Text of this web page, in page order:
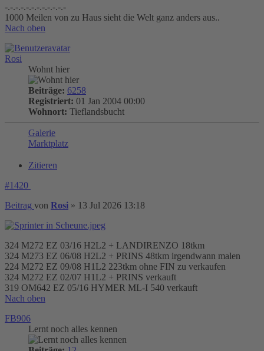
-.-.-.-.-.-.-.-.-.-.-.-
1000 Meilen von zu Haus sieht die Welt ganz anders aus..
Nach oben
Rosi
Wohnt hier
Beiträge: 6258
Registriert: 01 Jan 2004 00:00
Wohnort: Tieflandsbucht
Galerie
Marktplatz
Zitieren
#1420
Beitrag von Rosi » 13 Jul 2026 13:18
324 M272 EZ 03/16 H2L2 + LANDIRENZO 18tkm
324 M273 EZ 06/08 H2L2 + PRINS 48tkm irgendwann malen
224 M272 EZ 09/08 H1L2 223tkm ohne FIN zu verkaufen
324 M272 EZ 02/07 H1L2 + PRINS verkauft
319 OM642 EZ 05/16 HYMER ML-I 540 verkauft
Nach oben
FB906
Lernt noch alles kennen